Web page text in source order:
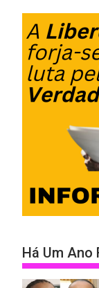
Há Um Ano